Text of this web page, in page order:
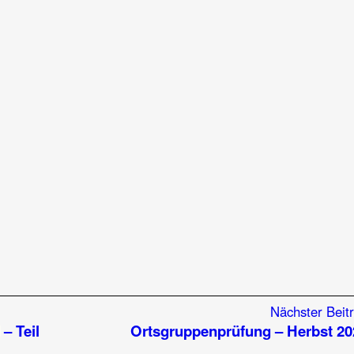
Teil
Nächster
Ortsgruppenprüfung – Herbst